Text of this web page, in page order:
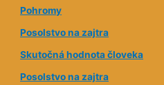
r
e
s
Pohromy
Posolstvo na zajtra
Skutočná hodnota človeka
Posolstvo na zajtra